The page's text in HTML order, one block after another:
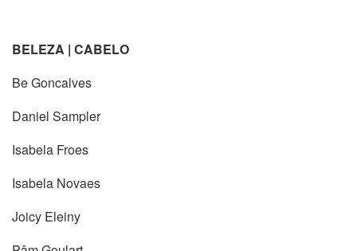
BELEZA | CABELO
Be Goncalves
Daniel Sampler
Isabela Froes
Isabela Novaes
Joicy Eleiny